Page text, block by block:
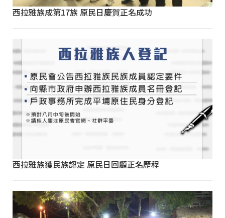
西拉雅族成第17族 原民日慶賀正名成功
西拉雅族獲民族認定 原民日回顧正名歷程